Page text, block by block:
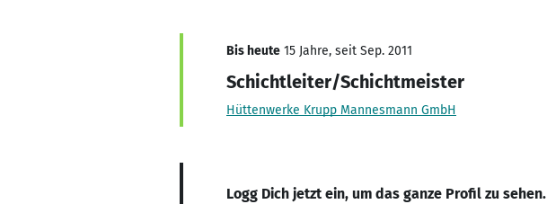
Bis heute 15 Jahre, seit Sep. 2011
Schichtleiter/Schichtmeister
Hüttenwerke Krupp Mannesmann GmbH
Logg Dich jetzt ein, um das ganze Profil zu sehen.